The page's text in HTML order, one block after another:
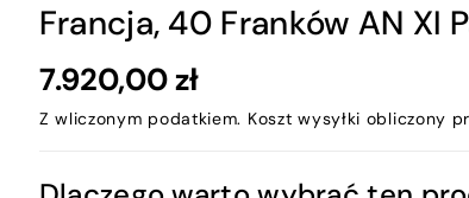
Francja, 40 Franków AN XI
7.920,00 zł
Z wliczonym podatkiem. Koszt wysyłki obliczony